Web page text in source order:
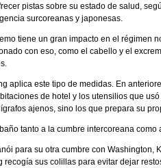
pistas sobre su estado de salud,
surcoreanas y japonesas.
tiene un gran impacto en el régimen
con eso, como el cabello y el
aplica este tipo de medidas. En
de hotel y los utensilios que
ajenos, sino los que prepara su
tanto a la cumbre intercoreana como
para su otra cumbre con Washington,
recogía sus colillas para evitar dejar